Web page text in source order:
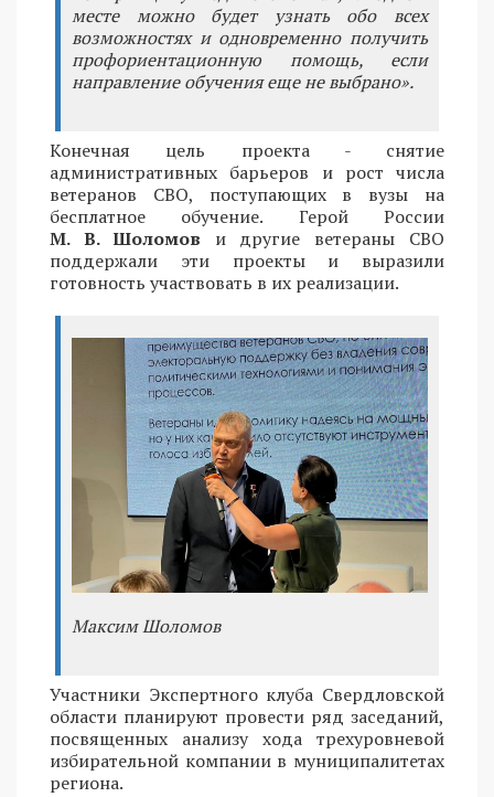
месте можно будет узнать обо всех
возможностях и одновременно получить
профориентационную помощь, если
направление обучения еще не выбрано».
Конечная цель проекта - снятие
административных барьеров и рост числа
ветеранов СВО, поступающих в вузы на
бесплатное обучение. Герой России
М. В. Шоломов и другие ветераны СВО
поддержали эти проекты и выразили
готовность участвовать в их реализации.
Максим Шоломов
Участники Экспертного клуба Свердловской
области планируют провести ряд заседаний,
посвященных анализу хода трехуровневой
избирательной компании в муниципалитетах
региона.